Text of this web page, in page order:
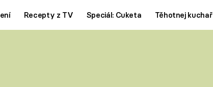
Recepty z TV Speciál: Cuketa Těhotnej kuchař